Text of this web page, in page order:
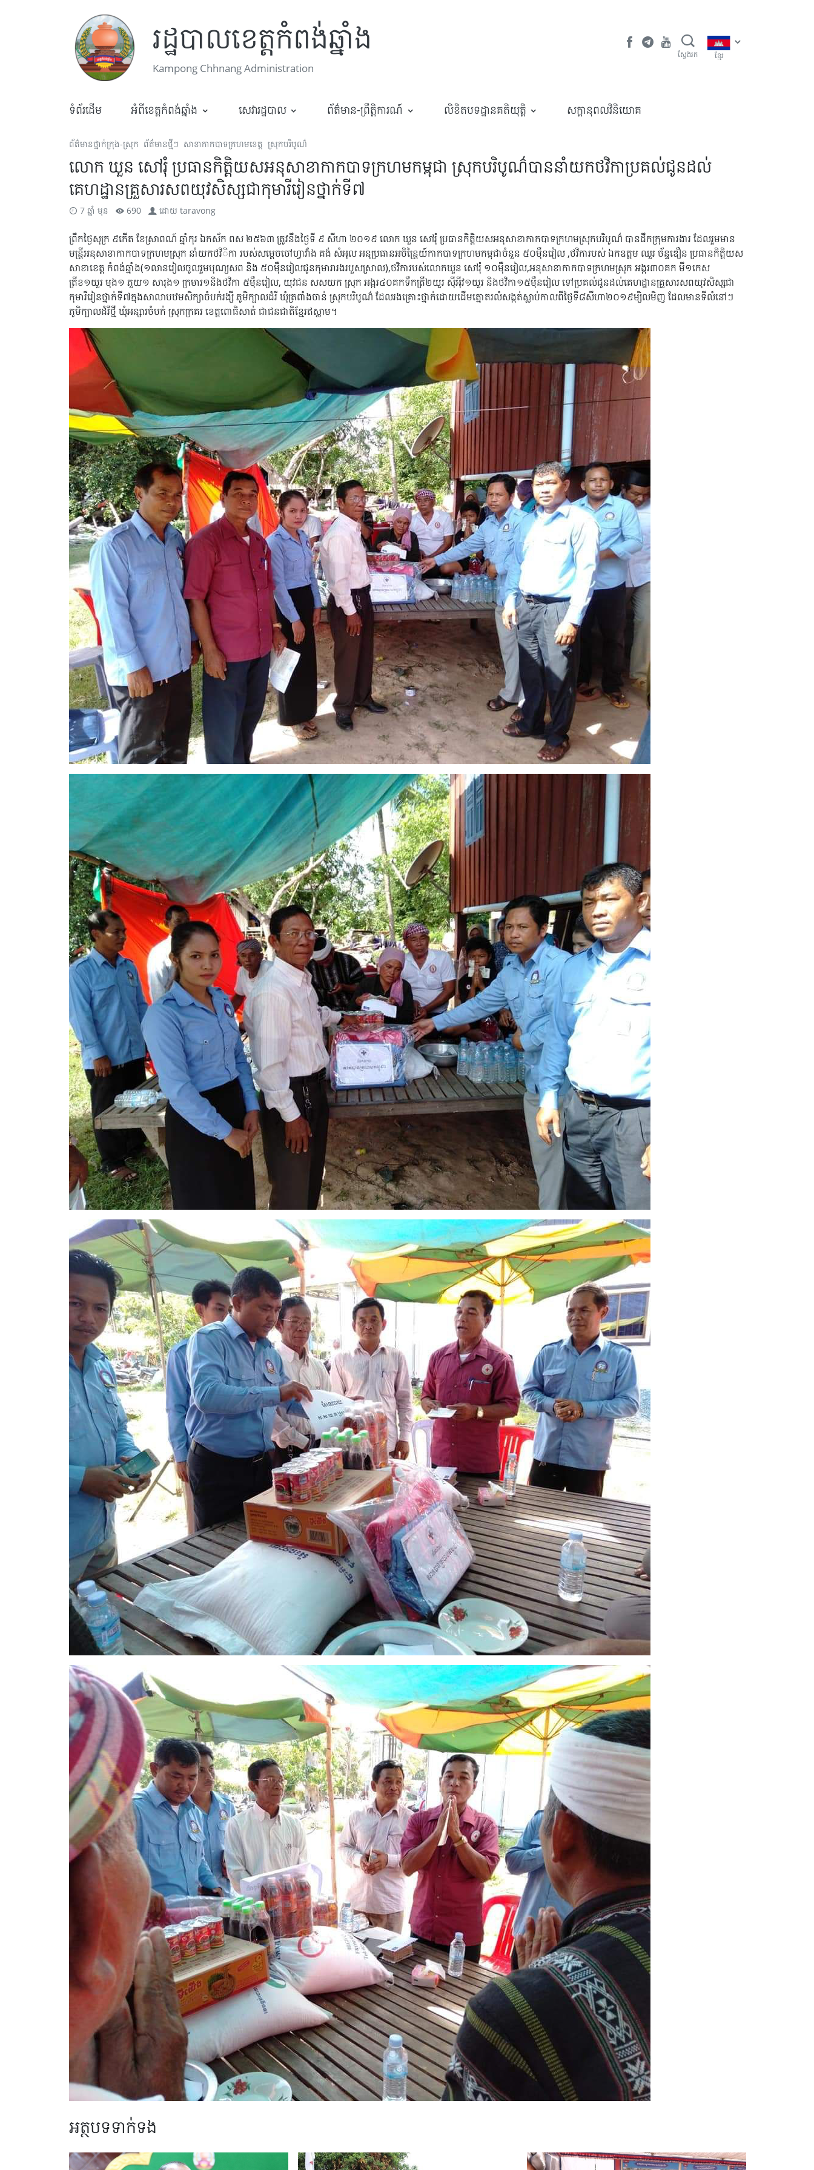
រដ្ឋបាលខេត្តកំពង់ឆ្នាំង
Kampong Chhnang Administration
ស្វែងរក ខ្មែរ
ទំព័រដើម អំពីខេត្តកំពង់ឆ្នាំង សេវារដ្ឋបាល ព័ត៌មាន-ព្រឹត្តិការណ៍ លិខិតបទដ្ឋានគតិយុត្តិ ​សក្តានុពលវិនិយោគ
ព័ត៌មានថ្នាក់ក្រុង-ស្រុក ព័ត៌មានថ្មីៗ សាខាកាកបាទក្រហមខេត្ត ស្រុកបរិបូណ៌
លោក ឃួន សៅរុំ ប្រធានកិត្តិយសអនុសាខាកាកបាទក្រហមកម្ពុជា ស្រុកបរិបូណ៌បាននាំយកថវិកាប្រគល់ជូនដល់
គេហដ្ឋានគ្រួសារសពយុវសិស្សជាកុមារីរៀនថ្នាក់ទី៧
7 ឆ្នាំ មុន 690 ដោយ taravong
ព្រឹកថ្ងៃសុក្រ ៩កើត ខែស្រាពណ៍ ឆ្នាំកុរ ឯកស័ក ពស ២៥៦៣ ត្រូវនឹងថ្ងៃទី ៩ សីហា ២០១៩ លោក ឃួន សៅរុំ ប្រធានកិត្តិយសអនុសាខាកាកបាទក្រហមស្រុកបរិបូណ៌ បានដឹកក្រុមការងារ ដែលរួមមាន
មន្រ្តីអនុសាខាកាកបាទក្រហមស្រុក នាំយកថវិិកា របស់សម្តេចចៅហ្វាវាំង គង់ សំអុល អនុប្រធានអចិន្ត្រៃយ៍កាកបាទក្រហមកម្ពុជាចំនួន ៥០មុឺនរៀល ,ថវិការបស់ ឯកឧត្តម ឈួរ ច័ន្ទឌឿន ប្រធានកិត្តិយស
សាខាខេត្ត កំពង់ឆ្នាំង(១លានរៀលចូលរួមបុណ្យសព និង ៥០មុឺនរៀលជូនកុមារារងរបួសស្រាល),ថវិការបស់លោកឃួន សៅរុំ ១០មុឺនរៀល,អនុសាខាកាកបាទក្រហមស្រុក អង្ករ៣០គក មី១កេស
ត្រីខ១យួរ មុង១ ភួយ១ សារុង១ ក្រមារ១និងថវិកា ៥មុឺនរៀល, យុវជន សសយក ស្រុក អង្ករ៤០គកទឹកត្រី២យួរ សុីអុីវ១យួរ និងថវិកា១៥មុឺនរៀល ទៅប្រគល់ជូនដល់គេហដ្ឋានគ្រួសារសពយុវសិស្សជា
កុមារីរៀនថ្នាក់ទី៧ក្នុងសាលាបឋមសិក្សាចំបក់រង្សី ភូមិក្បាលដំរី ឃុំត្រពាំងចាន់ ស្រុកបរិបូណ៌ ដែលរងគ្រោះថ្នាក់ដោយដើមត្នោតរលំសង្កត់ស្លាប់កាលពីថ្ងៃទី៨សីហា២០១៩ម្សិលមិញ ដែលមានទីលំនៅៗ
ភូមិក្បាលដំរីថ្មី ឃុំអន្សារចំបក់ ស្រុកក្រគរ ខេត្តពោធិសាត់ ជាជនជាតិខ្មែរឥស្លាម។
អត្ថបទទាក់ទង